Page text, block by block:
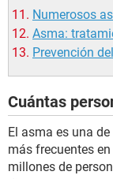
Numerosos
Asma:
Prevención
Cuántas
El asma es una
más frecuentes
millones de